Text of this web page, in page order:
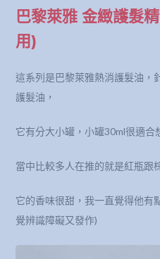
巴黎萊雅 金緻護髮
用)
這系列是巴黎萊雅熱消護髮油，
護髮油，
它有分大小罐，小罐30ml很適合
當中比較多人在推的就是紅瓶跟
它的香味很甜，我一直覺得他有
覺辨識障礙又發作)